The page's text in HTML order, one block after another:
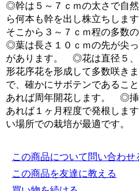
◎幹は５～７ｃｍの太さで自
ら何本も幹を出し株立ちしま
そこから３～７ｃｍ程の多数
◎葉は長さ１０ｃｍの先が尖
があります。 ◎花は直径５、
形花序花を形成して多数咲き
で、確かにサボテンであるこ
あれば周年開花します。 ◎
あれば１ヶ月程度で発根しま
い場所での栽培が最適です。
この商品について問い合わせ
この商品を友達に教える